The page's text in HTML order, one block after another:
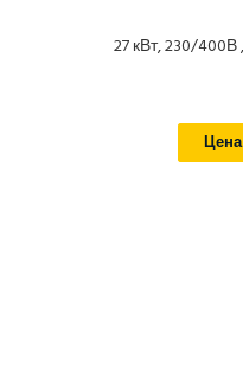
27 кВт, 230/